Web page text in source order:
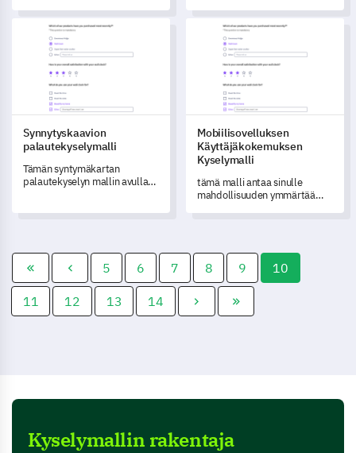
avulla.
kerätä kaikki olennaiset tiedot
potilaistasi, mikä parantaa
toimitetun terveydenhuollon
laatua.
Synnytyskaavion palautekyselymalli
Synnytyskaavion
palautekyselymalli
Tämän syntymäkartan
palautekyselyn mallin avulla
Mobiilisovelluksen
Mobiilisovelluksen
Käyttäjäkokemuksen
Kyselymalli
tämä malli antaa sinulle
mahdollisuuden ymmärtää
5 6 7 8 9 10
11 12 13 14
Kyselymallin rakentaja